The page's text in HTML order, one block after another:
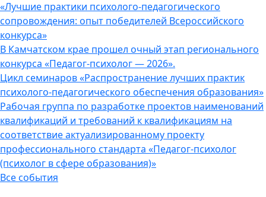
«Лучшие практики психолого-педагогического
сопровождения: опыт победителей Всероссийского
конкурса»
В Камчатском крае прошел очный этап регионального
конкурса «Педагог-психолог — 2026».
Цикл семинаров «Распространение лучших практик
психолого-педагогического обеспечения образования»
Рабочая группа по разработке проектов наименований
квалификаций и требований к квалификациям на
соответствие актуализированному проекту
профессионального стандарта «Педагог-психолог
(психолог в сфере образования)»
Все события